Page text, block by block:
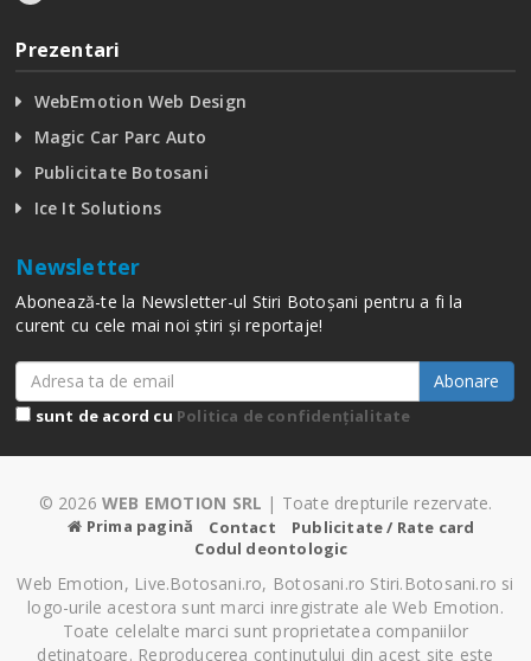
Prezentari
WebEmotion Web Design
Magic Car Parc Auto
Publicitate Botosani
Ice It Solutions
Newsletter
Abonează-te la Newsletter-ul Stiri Botoșani pentru a fi la
curent cu cele mai noi știri și reportaje!
Abonare
sunt de acord cu Politica de confidențialitate
© 2026 WEB EMOTION SRL | Toate drepturile rezervate.
Prima pagină Contact
Publicitate / Rate card
Codul deontologic
Web Emotion, Live.Botosani.ro, Botosani.ro Stiri.Botosani.ro si
logo-urile acestora sunt marci inregistrate ale Web Emotion.
Toate celelalte marci sunt proprietatea companiilor
detinatoare. Reproducerea continutului din acest site este